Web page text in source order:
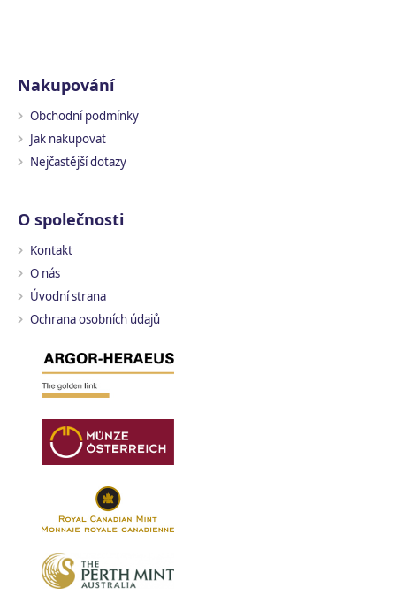
Nakupování
Obchodní podmínky
Jak nakupovat
Nejčastější dotazy
O společnosti
Kontakt
O nás
Úvodní strana
Ochrana osobních údajů